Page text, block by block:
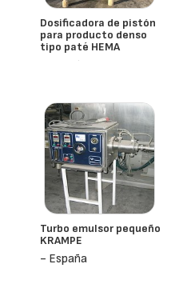
Dosificadora de pistón
para producto denso
tipo paté HEMA
- España
Turbo emulsor pequeño
KRAMPE
- España